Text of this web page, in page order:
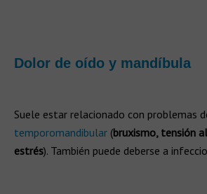
Dolor de oído y mandíbula
Suele estar relacionado con problemas
temporomandibular (bruxismo, tensión
estrés). También puede deberse a